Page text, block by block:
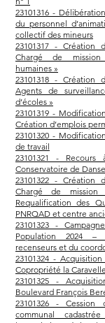
23101316 -
du personnel
collectif des mineurs
23101317 - Création
Chargé de mission
humaines »
23101318 - Création
Agents de
d’écoles »
23101319 -
Création d’emplois
23101320 -
de travail
23101321 - Recours
Conservatoire de Danse
23101322 - Création
Chargé de mission
Requalification des
PNRQAD et centre
23101323 -
Population 2024 –
recenseurs et du
23101324 -
Copropriété la
23101325 -
Boulevard François
23101326 - Cession
communal